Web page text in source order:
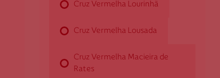
4970-482 Arcos de Valdevez
Cruz Vermelha Lourinhã
Cruz Vermelha Lousada
Cruz Vermelha Macieira de
Rates